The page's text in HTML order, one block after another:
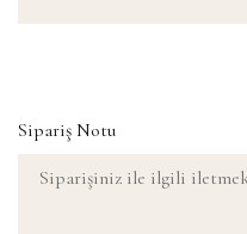
Sipariş Notu